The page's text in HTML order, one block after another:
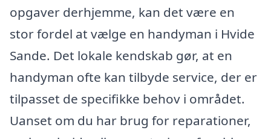
opgaver derhjemme, kan det være en
stor fordel at vælge en handyman i Hvide
Sande. Det lokale kendskab gør, at en
handyman ofte kan tilbyde service, der er
tilpasset de specifikke behov i området.
Uanset om du har brug for reparationer,